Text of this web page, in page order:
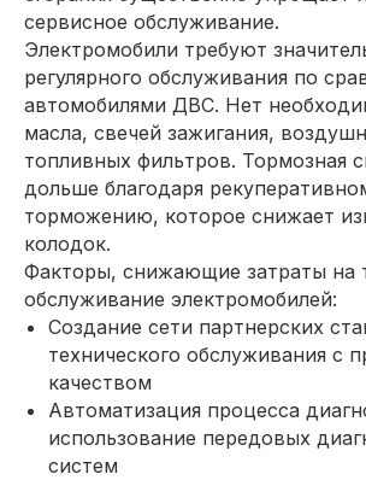
сервисное обслуживание.
Электромобили требуют
регулярного обслуживания по
автомобилями ДВС. Нет
масла, свечей зажигания,
топливных фильтров. Тормозная
дольше благодаря
торможению, которое снижает
колодок.
Факторы, снижающие затраты на
обслуживание электромобилей:
Создание сети партнерских
технического обслуживания с
качеством
Автоматизация процесса
использование передовых
систем